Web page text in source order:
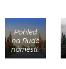
Pohled
na Rudé
náměstí.